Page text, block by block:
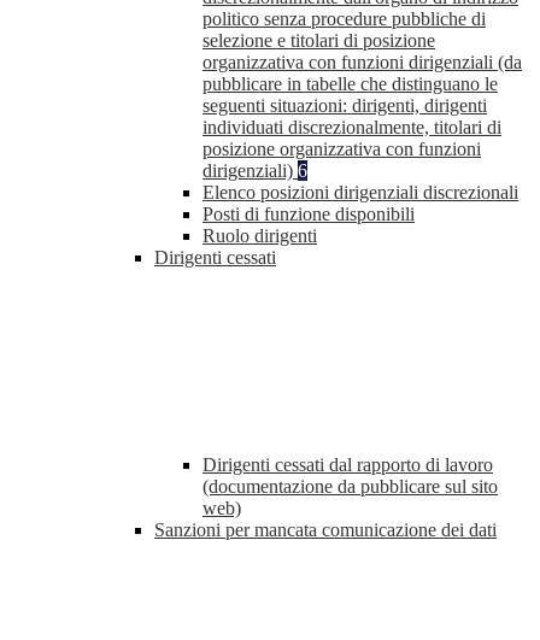
politico senza procedure pubbliche di
selezione e titolari di posizione
organizzativa con funzioni dirigenziali (da
pubblicare in tabelle che distinguano le
seguenti situazioni: dirigenti, dirigenti
individuati discrezionalmente, titolari di
posizione organizzativa con funzioni
dirigenziali) 6
Elenco posizioni dirigenziali discrezionali
Posti di funzione disponibili
Ruolo dirigenti
Dirigenti cessati
Dirigenti cessati dal rapporto di lavoro
(documentazione da pubblicare sul sito
web)
Sanzioni per mancata comunicazione dei dati